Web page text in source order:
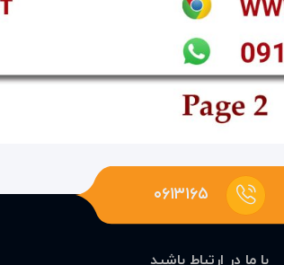
۰۶۱۳۱۶۵
با ما در ارتباط باشید